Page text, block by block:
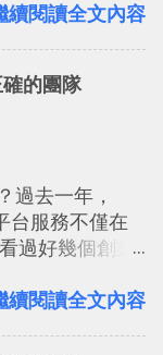
件需要彙整，
階處理。
續閱讀全文內容
的團隊
過去一年，
台服務不僅在
過好幾個創業
力？它是不是
續閱讀全文內容